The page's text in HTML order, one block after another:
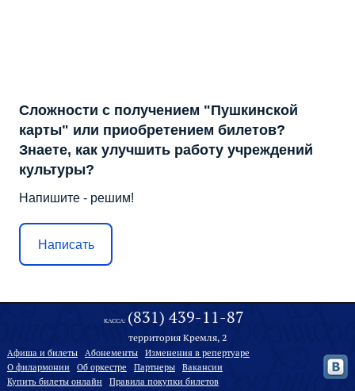
Сложности с получением "Пушкинской
карты" или приобретением билетов?
Знаете, как улучшить работу учреждений
культуры?
Напишите - решим!
Написать
КАССА: (831) 439-11-87
территория Кремля, 2
Афиша и билеты Абонементы
Изменения в репертуаре
О филармонии
Oб оркестре Партнеры
Вакансии
Купить билеты онлайн
Правила покупки билетов